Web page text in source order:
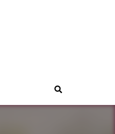
Recherche